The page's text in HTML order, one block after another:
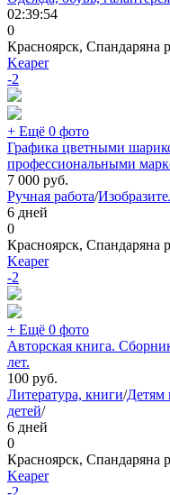
02:39:54
0
Красноярск, Спандаряна
Keaper
-2
+ Ещё 0 фото
Графика цветными
профессиональными
7 000 руб.
Ручная работа/
6 дней
0
Красноярск, Спандаряна
Keaper
-2
+ Ещё 0 фото
Авторская книга.
лет.
100 руб.
Литература, книги/Детям
детей/
6 дней
0
Красноярск, Спандаряна
Keaper
-2